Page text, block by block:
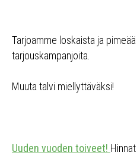
Tarjoamme loskaista ja
tarjouskampanjoita.
Muuta talvi miellyttäväksi!
Uuden vuoden toiveet!